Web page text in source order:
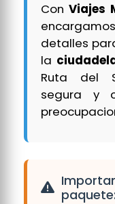
Con Viajes
detalles
la
Ruta del
segura y
paquete: